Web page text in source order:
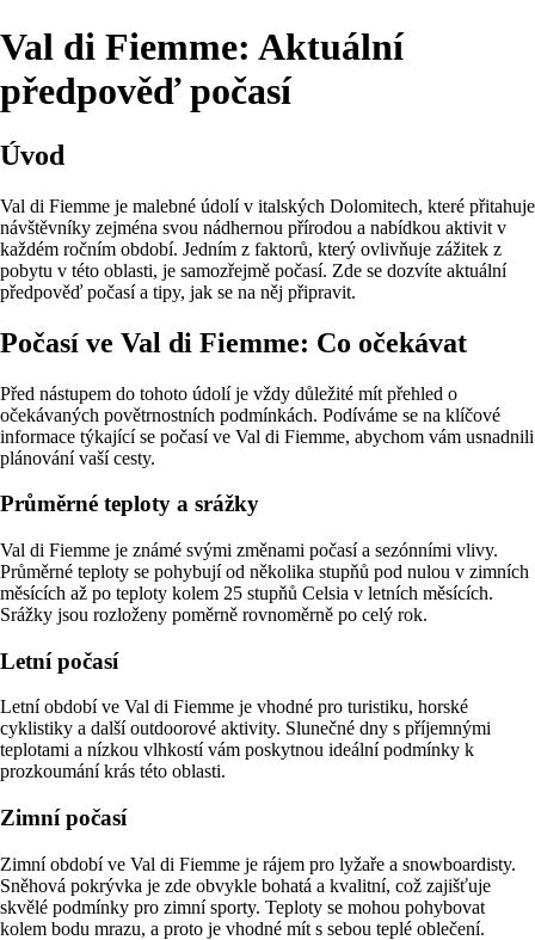
Val di Fiemme: Aktuální
předpověď počasí
Úvod
Val di Fiemme je malebné údolí v italských Dolomitech, které přitahuje
návštěvníky zejména svou nádhernou přírodou a nabídkou aktivit v
každém ročním období. Jedním z faktorů, který ovlivňuje zážitek z
pobytu v této oblasti, je samozřejmě počasí. Zde se dozvíte aktuální
předpověď počasí a tipy, jak se na něj připravit.
Počasí ve Val di Fiemme: Co očekávat
Před nástupem do tohoto údolí je vždy důležité mít přehled o
očekávaných povětrnostních podmínkách. Podíváme se na klíčové
informace týkající se počasí ve Val di Fiemme, abychom vám usnadnili
plánování vaší cesty.
Průměrné teploty a srážky
Val di Fiemme je známé svými změnami počasí a sezónními vlivy.
Průměrné teploty se pohybují od několika stupňů pod nulou v zimních
měsících až po teploty kolem 25 stupňů Celsia v letních měsících.
Srážky jsou rozloženy poměrně rovnoměrně po celý rok.
Letní počasí
Letní období ve Val di Fiemme je vhodné pro turistiku, horské
cyklistiky a další outdoorové aktivity. Slunečné dny s příjemnými
teplotami a nízkou vlhkostí vám poskytnou ideální podmínky k
prozkoumání krás této oblasti.
Zimní počasí
Zimní období ve Val di Fiemme je rájem pro lyžaře a snowboardisty.
Sněhová pokrývka je zde obvykle bohatá a kvalitní, což zajišťuje
skvělé podmínky pro zimní sporty. Teploty se mohou pohybovat
kolem bodu mrazu, a proto je vhodné mít s sebou teplé oblečení.